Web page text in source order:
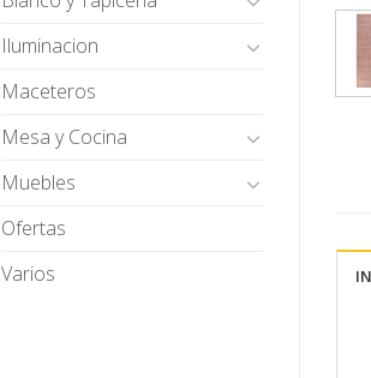
Iluminacion
Maceteros
Mesa y Cocina
Muebles
Ofertas
Varios